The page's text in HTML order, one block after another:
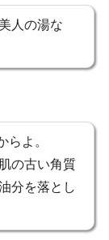
人の湯な
らよ。
の古い角質
分を落とし